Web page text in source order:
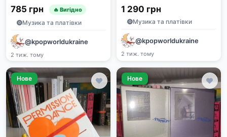
785 грн 🔥 Вигідно
Музика та платівки
@kpopworldukraine
2 тиж. тому
1 290 грн
Музика та платівки
@kpopworldukraine
2 тиж. тому
Нове Нове